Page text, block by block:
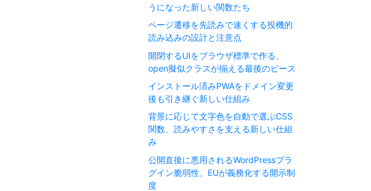
うになった新しい関数たち
ページ遷移を先読みで速くする投機的
読み込みの設計と注意点
開閉するUIをブラウザ標準で作る、
open擬似クラスが揃える最後のピース
インストール済みPWAをドメイン変更
後も引き継ぐ新しい仕組み
背景に応じて文字色を自動で選ぶCSS
関数、読みやすさを支える新しい仕組
み
公開直後に悪用されるWordPressプラ
グイン脆弱性、EUが義務化する開示制
度